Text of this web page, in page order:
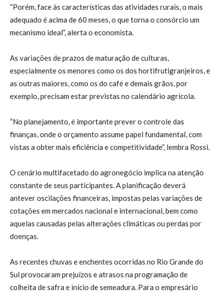
“Porém, face às características das atividades rurais, o mais
adequado é acima de 60 meses, o que torna o consórcio um
mecanismo ideal”, alerta o economista.
As variações de prazos de maturação de culturas,
especialmente os menores como os dos hortifrutigranjeiros, e
as outras maiores, como os do café e demais grãos, por
exemplo, precisam estar previstas no calendário agrícola.
“No planejamento, é importante prever o controle das
finanças, onde o orçamento assume papel fundamental, com
vistas a obter mais eficiência e competitividade”, lembra Rossi.
O cenário multifacetado do agronegócio implica na atenção
constante de seus participantes. A planificação deverá
antever oscilações financeiras, impostas pelas variações de
cotações em mercados nacional e internacional, bem como
aquelas causadas pelas alterações climáticas ou perdas por
doenças.
As recentes chuvas e enchentes ocorridas no Rio Grande do
Sul provocaram prejuízos e atrasos na programação de
colheita de safra e início de semeadura. Para o empresário